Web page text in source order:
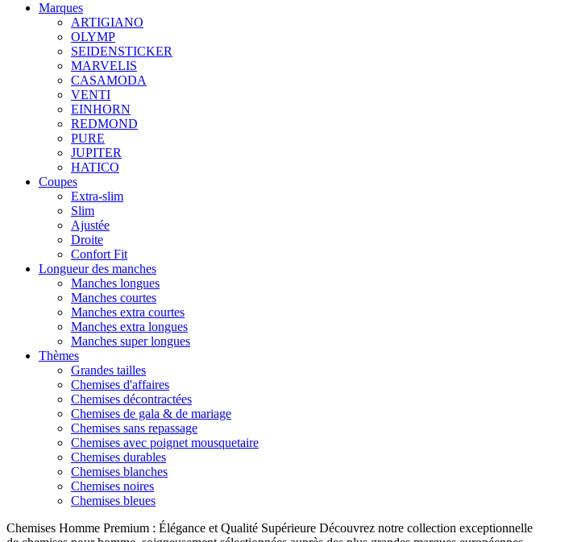
Marques
ARTIGIANO
OLYMP
SEIDENSTICKER
MARVELIS
CASAMODA
VENTI
EINHORN
REDMOND
PURE
JUPITER
HATICO
Coupes
Extra-slim
Slim
Ajustée
Droite
Confort Fit
Longueur des manches
Manches longues
Manches courtes
Manches extra courtes
Manches extra longues
Manches super longues
Thèmes
Grandes tailles
Chemises d'affaires
Chemises décontractées
Chemises de gala & de mariage
Chemises sans repassage
Chemises avec poignet mousquetaire
Chemises durables
Chemises blanches
Chemises noires
Chemises bleues
Chemises Homme Premium : Élégance et Qualité Supérieure Découvrez notre collection exceptionnelle